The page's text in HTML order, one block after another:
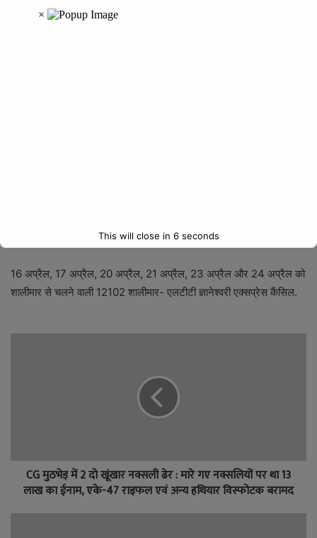
एक्सप्रेस कैंसिल.
एलटीटी से चलने वाली 12101 एलटीटी-शालीमार ज्ञानेश्वरी एक्सप्रेस कैंसिल.
16 अप्रैल, 17 अप्रैल, 20 अप्रैल, 21 अप्रैल, 23 अप्रैल और 24 अप्रैल को
शालीमार से चलने वाली 12102 शालीमार- एलटीटी ज्ञानेश्वरी एक्सप्रेस कैंसिल.
CG मुठभेड़ में 2 दो खूंखार नक्सली ढेर : मारे गए नक्सलियों पर था 13
लाख का ईनाम, एके-47 राइफल एवं अन्य हथियार विस्फोटक बरामद
This will close in 5seconds